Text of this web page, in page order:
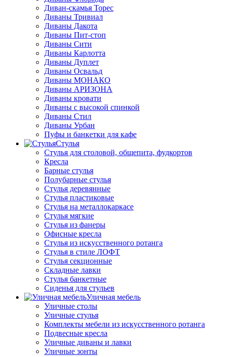
Диван-скамья Торес
Диваны Тривиал
Диваны Дакота
Диваны Пит-стоп
Диваны Сити
Диваны Карлотта
Диваны Дуплет
Диваны Освальд
Диваны МОНАКО
Диваны АРИЗОНА
Диваны кровати
Диваны с высокой спинкой
Диваны Стил
Диваны Урбан
Пуфы и банкетки для кафе
Стулья
Стулья для столовой, общепита, фудкортов
Кресла
Барные стулья
Полубарные стулья
Стулья деревянные
Стулья пластиковые
Стулья на металлокаркасе
Стулья мягкие
Стулья из фанеры
Офисные кресла
Стулья из искусственного ротанга
Стулья в стиле ЛОФТ
Стулья секционные
Складные лавки
Стулья банкетные
Сиденья для стульев
Уличная мебель
Уличные столы
Уличные стулья
Комплекты мебели из искусственного ротанга
Подвесные кресла
Уличные диваны и лавки
Уличные зонты